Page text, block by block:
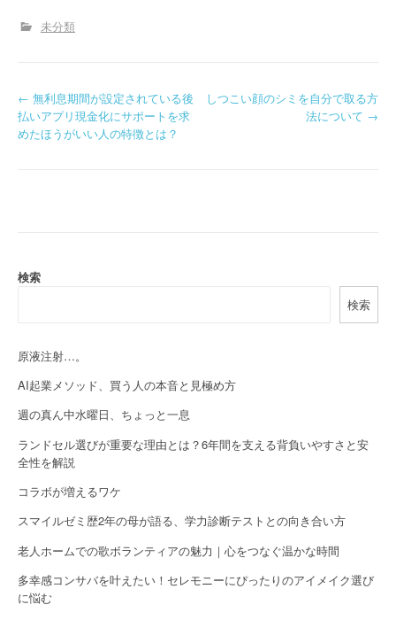
未分類
P
o
a
g
a
t
i
o
n
← 無利息期間が設定されている後
払いアプリ現金化にサポートを求
めたほうがいい人の特徴とは？
しつこい顔のシミを自分で取る方
法について →
検索
検索
原液注射…。
AI起業メソッド、買う人の本音と見極め方
週の真ん中水曜日、ちょっと一息
ランドセル選びが重要な理由とは？6年間を支える背負いやすさと安
全性を解説
コラボが増えるワケ
スマイルゼミ歴2年の母が語る、学力診断テストとの向き合い方
老人ホームでの歌ボランティアの魅力｜心をつなぐ温かな時間
多幸感コンサバを叶えたい！セレモニーにぴったりのアイメイク選び
に悩む